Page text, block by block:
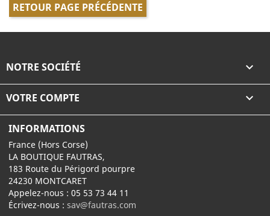
RETOUR PAGE PRÉCÉDENTE
NOTRE SOCIÉTÉ 
VOTRE COMPTE 
INFORMATIONS
France (Hors Corse)
LA BOUTIQUE FAUTRAS,
183 Route du Périgord pourpre
24230 MONTCARET
Appelez-nous :05 53 73 44 11
Écrivez-nous :sav@fautras.com